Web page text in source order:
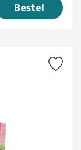
Bestel